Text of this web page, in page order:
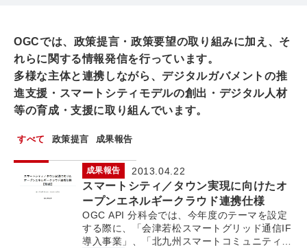
OGCでは、政策提言・政策要望の取り組みに加え、そ
れらに関する情報発信を行っています。
多様な主体と連携しながら、デジタルガバメントの推
進支援・スマートシティモデルの創出・デジタル人材
等の育成・支援に取り組んでいます。
すべて 政策提言 成果報告
成果報告 2013.04.22
スマートシティ／タウン実現に向けたオ
ープンエネルギークラウド連携仕様
OGC API 分科会では、今年度のテーマを設定
する際に、「会津若松スマートグリッド通信IF
導入事業」、「北九州スマートコミュニティ創